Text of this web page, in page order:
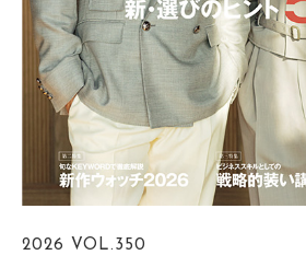
2026 VOL.350